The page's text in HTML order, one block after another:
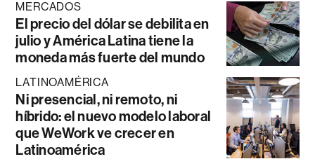
MERCADOS
El precio del dólar se debilita en
julio y América Latina tiene la
moneda más fuerte del mundo
LATINOAMÉRICA
Ni presencial, ni remoto, ni
híbrido: el nuevo modelo laboral
que WeWork ve crecer en
Latinoamérica